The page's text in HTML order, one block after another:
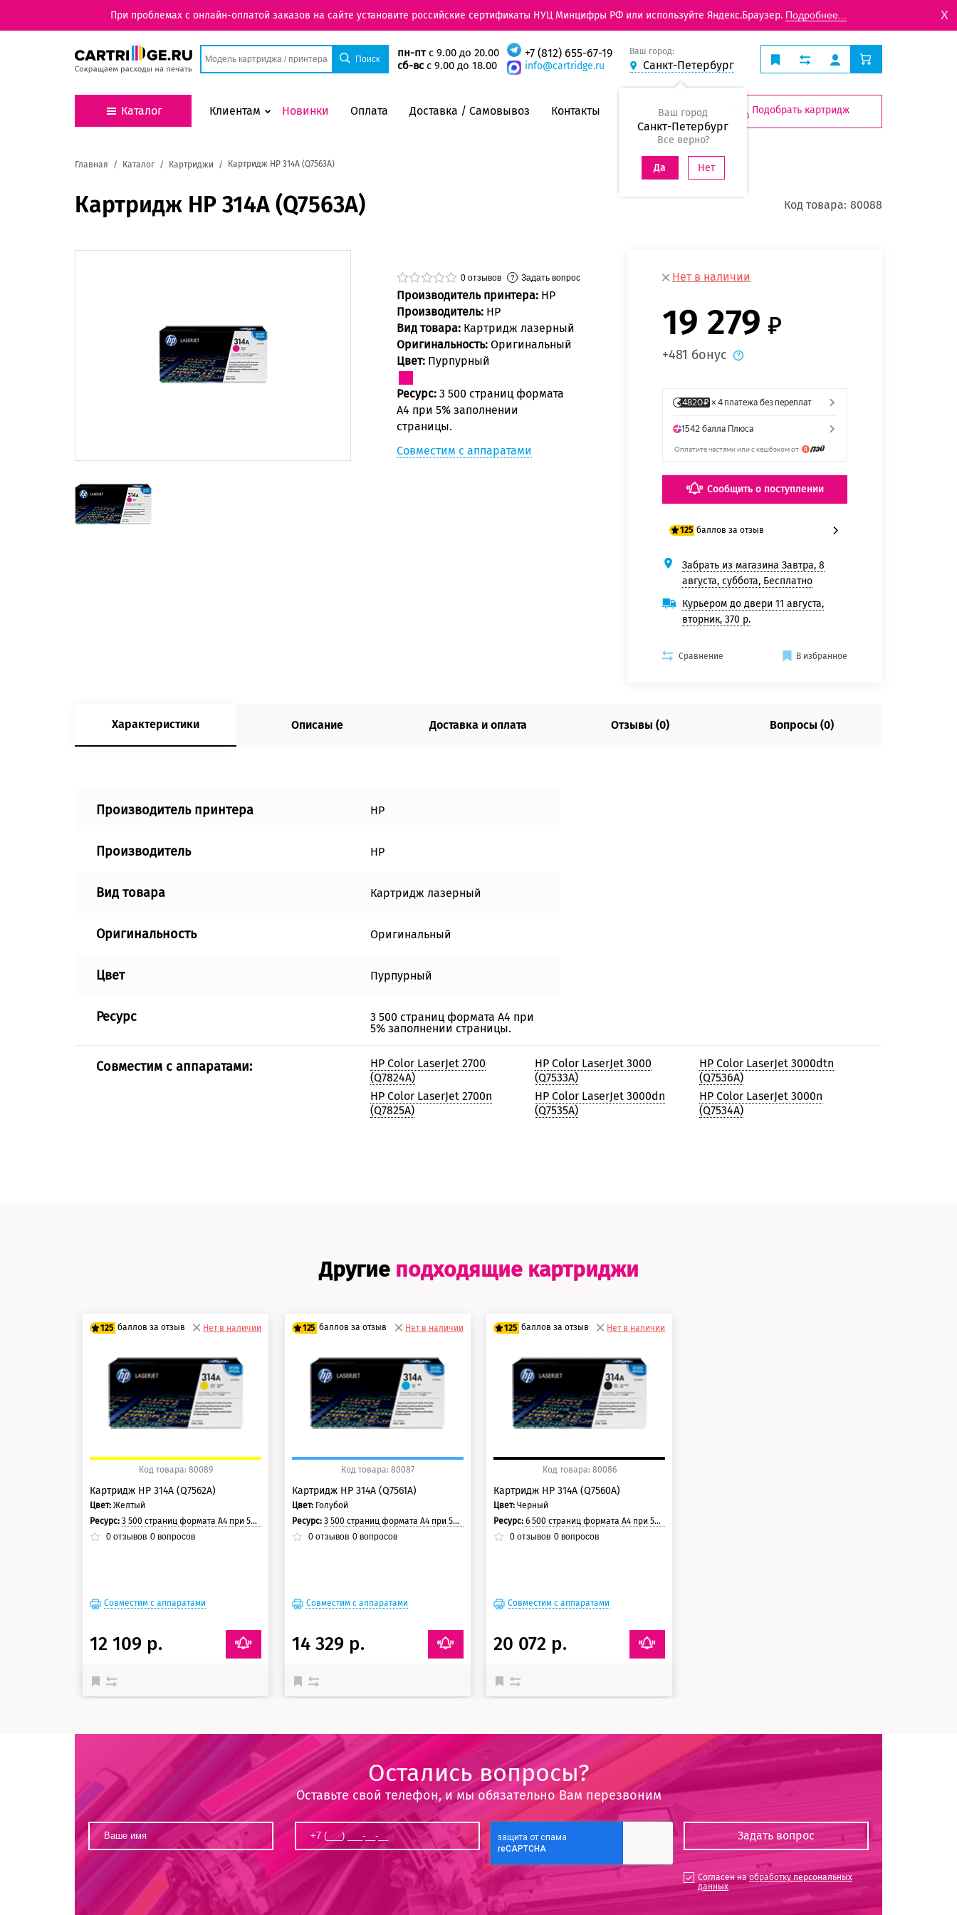
При проблемах с онлайн-оплатой заказов на сайте установите российские сертификаты НУЦ Минцифры РФ или используйте Яндекс.Браузер. Подробнее... X
пн-птс 9.00 до 20.00
сб-всс 9.00 до 18.00
+7 (812) 655-67-19
info@cartridge.ru
Ваш город:
Санкт-Петербург
Ваш город
Санкт-Петербург
Все верно?
Да Нет
Каталог Клиентам Новинки Оплата Доставка / Самовывоз Контакты Подобрать картридж
Главная Каталог Картриджи Картридж HP 314A (Q7563A)
Картридж HP 314A (Q7563A) Код товара: 80088
0 отзывов Задать вопрос
Производитель принтера: HP
Производитель: HP
Вид товара: Картридж лазерный
Оригинальность: Оригинальный
Цвет: Пурпурный
Ресурс: 3 500 страниц формата
А4 при 5% заполнении
страницы.
Совместим с аппаратами
Нет в наличии
19 279
+481 бонус
Сообщить о поступлении
125 баллов за отзыв
100 баллов
125 баллов
Забрать из магазина Завтра, 8
августа, суббота, Бесплатно
Курьером до двери 11 августа,
вторник, 370 р.
Сравнение В избранное
Характеристики Описание Доставка и оплата Отзывы (0) Вопросы (0)
Производитель принтера HP
Производитель HP
Вид товара Картридж лазерный
Оригинальность Оригинальный
Цвет Пурпурный
Ресурс
3 500 страниц формата А4 при
5% заполнении страницы.
Совместим с аппаратами:
HP Color LaserJet 2700
(Q7824A)
HP Color LaserJet 2700n
(Q7825A)
HP Color LaserJet 3000
(Q7533A)
HP Color LaserJet 3000dn
(Q7535A)
HP Color LaserJet 3000dtn
(Q7536A)
HP Color LaserJet 3000n
(Q7534A)
Другие подходящие картриджи
125 баллов за отзыв
100 баллов
125 баллов
Нет в наличии
Код товара: 80089
Картридж HP 314A (Q7562A)
Цвет: Желтый
Ресурс:3 500 страниц формата А4 при 5% заполнении страницы.
0 отзывов 0 вопросов
Совместим с аппаратами
12 109 р.
125 баллов за отзыв
100 баллов
125 баллов
Нет в наличии
Код товара: 80087
Картридж HP 314A (Q7561A)
Цвет: Голубой
Ресурс: 3 500 страниц формата А4 при 5% заполнении страницы.
0отзывов 0вопросов
Совместим с аппаратами
14 329 р.
125 баллов за отзыв
100 баллов
125 баллов
Нет в наличии
Код товара: 80086
Картридж HP 314A (Q7560A)
Цвет: Черный
Ресурс:6 500 страниц формата А4 при 5% заполнении страницы.
0 отзывов 0 вопросов
Совместим с аппаратами
20 072 р.
Остались вопросы?
Оставьте свой телефон, и мы обязательно Вам перезвоним
Согласен наобработку персональных
данных